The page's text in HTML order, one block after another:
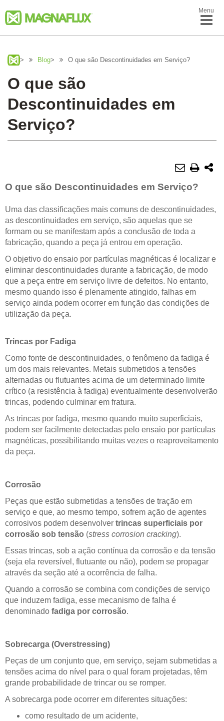
Menu
> Blog> O que são Descontinuidades em Serviço?
O que são
Descontinuidades em
Serviço?
O que são Descontinuidades em Serviço?
Uma das classificações mais comuns de descontinuidades,
as descontinuidades em serviço, são aquelas que se
formam ou se manifestam após a conclusão de toda a
fabricação, quando a peça já entrou em operação.
O objetivo do ensaio por partículas magnéticas é localizar e
eliminar descontinuidades durante a fabricação, de modo
que a peça entre em serviço livre de defeitos. No entanto,
mesmo quando isso é plenamente atingido, falhas em
serviço ainda podem ocorrer em função das condições de
utilização da peça.
Trincas por Fadiga
Como fonte de descontinuidades, o fenômeno da fadiga é
um dos mais relevantes. Metais submetidos a tensões
alternadas ou flutuantes acima de um determinado limite
crítico (a resistência à fadiga) eventualmente desenvolverão
trincas, podendo culminar em fratura.
As trincas por fadiga, mesmo quando muito superficiais,
podem ser facilmente detectadas pelo ensaio por partículas
magnéticas, possibilitando muitas vezes o reaproveitamento
da peça.
Corrosão
Peças que estão submetidas a tensões de tração em
serviço e que, ao mesmo tempo, sofrem ação de agentes
corrosivos podem desenvolver trincas superficiais por
corrosão sob tensão (stress corrosion cracking).
Essas trincas, sob a ação contínua da corrosão e da tensão
(seja ela reversível, flutuante ou não), podem se propagar
através da seção até a ocorrência de falha.
Quando a corrosão se combina com condições de serviço
que induzem fadiga, esse mecanismo de falha é
denominado fadiga por corrosão.
Sobrecarga (Overstressing)
Peças de um conjunto que, em serviço, sejam submetidas a
tensões acima do nível para o qual foram projetadas, têm
grande probabilidade de trincar ou se romper.
A sobrecarga pode ocorrer em diferentes situações:
como resultado de um acidente,